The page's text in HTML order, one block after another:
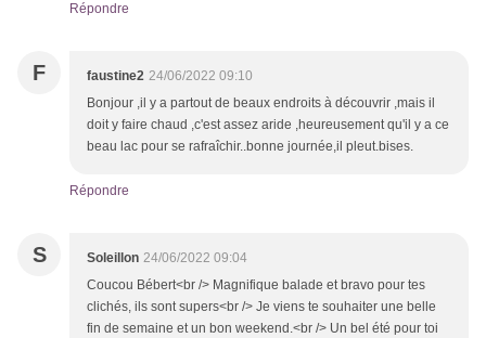
Répondre
F faustine2 24/06/2022 09:10
Bonjour ,il y a partout de beaux endroits à découvrir ,mais il
doit y faire chaud ,c'est assez aride ,heureusement qu'il y a ce
beau lac pour se rafraîchir..bonne journée,il pleut.bises.
Répondre
S Soleillon 24/06/2022 09:04
Coucou Bébert<br /> Magnifique balade et bravo pour tes
clichés, ils sont supers<br /> Je viens te souhaiter une belle
fin de semaine et un bon weekend.<br /> Un bel été pour toi